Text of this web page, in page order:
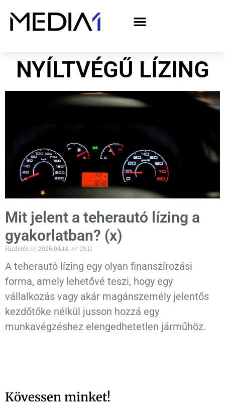
NYÍLTVÉGŰ LÍZING
Mit jelent a teherautó lízing a
gyakorlatban? (x)
Hirdetés 2026.04.14. 09:11
A teherautó lízing egy olyan finanszírozási
forma, amely lehetővé teszi, hogy egy
vállalkozás vagy akár magánszemély jelentős
kezdőtőke nélkül jusson hozzá egy
munkavégzéshez elengedhetetlen járműhöz.
Kövessen minket!